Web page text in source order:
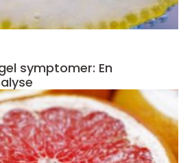
symptomer: En